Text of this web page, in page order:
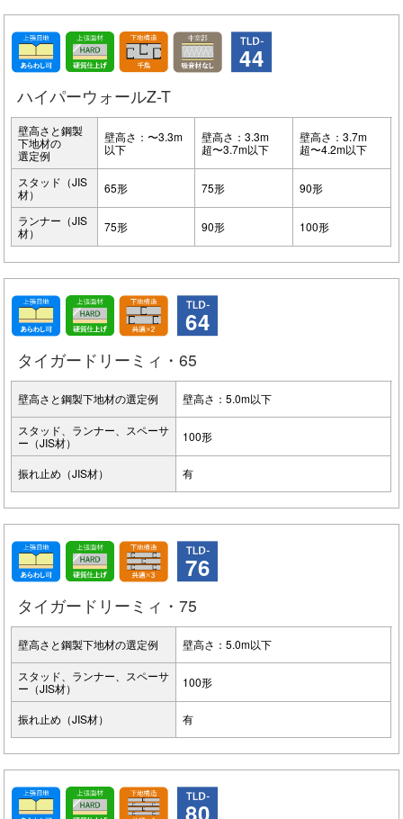
ハイパーウォールZ-T
44
壁高さと鋼製
下地材の
選定例
壁高さ：〜3.3m
以下
壁高さ：3.3m
超〜3.7m以下
壁高さ：3.7m
超〜4.2m以下
スタッド（JIS
材）
65形 75形 90形
ランナー（JIS
材）
75形 90形 100形
タイガードリーミィ・65
64
壁高さと鋼製下地材の選定例 壁高さ：5.0m以下
スタッド、ランナー、スペーサ
ー（JIS材）
100形
振れ止め（JIS材） 有
タイガードリーミィ・75
76
壁高さと鋼製下地材の選定例 壁高さ：5.0m以下
スタッド、ランナー、スペーサ
ー（JIS材）
100形
振れ止め（JIS材） 有
80